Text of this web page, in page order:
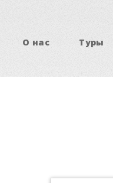
О нас Туры